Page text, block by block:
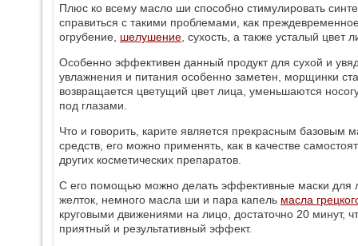
Плюс ко всему масло ши способно стимулировать
справиться с такими проблемами, как
огрубение, шелушение , сухость, а также усталый цвет
Особенно эффективен данный продукт для сухой и
увлажнения и питания особенно заметен, морщинки
возвращается цветущий цвет лица, уменьшаются
под глазами.
Что и говорить, карите является прекрасным базовым
средств, его можно применять, как в качестве
других косметических препаратов.
С его помощью можно делать эффективные маски для
желток, немного масла ши и пара капель масла
круговыми движениями на лицо, достаточно 20 минут,
приятный и результативный эффект.